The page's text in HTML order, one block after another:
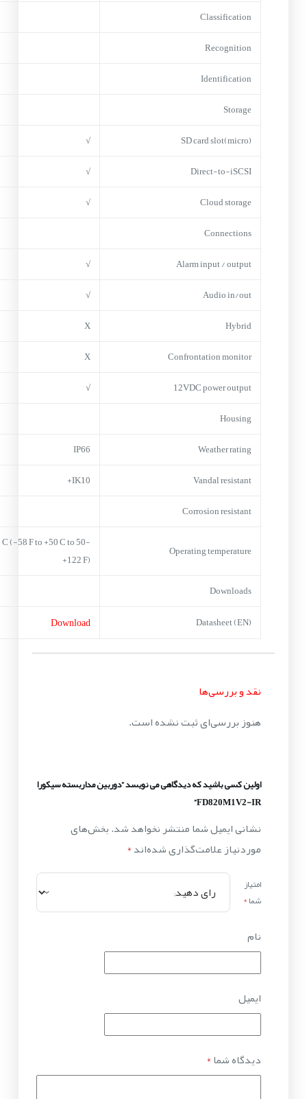
Classification
Recognition
Identification
Storage
(micro)SD card slot
√
Direct-to-iSCSI
√
Cloud storage
√
Connections
Alarm input / output
√
Audio in/out
√
Hybrid
X
Confrontation monitor
X
12VDC power output
√
Housing
Weather rating
IP66
Vandal resistant
IK10+
Corrosion resistant
Operating temperature
-50 C (-58 F to +50 C to
+122 F)
Downloads
Datasheet (EN)
Download
نقد و بررسی‌ها
هنوز بررسی‌ای ثبت نشده است.
اولین کسی باشید که دیدگاهی می نویسد “دوربین مداربسته سیکورا
FD820M1V2-IR”
نشانی ایمیل شما منتشر نخواهد شد.بخش‌های
موردنیاز علامت‌گذاری شده‌اند*
امتیاز
شما*
نام
ایمیل
دیدگاه شما*